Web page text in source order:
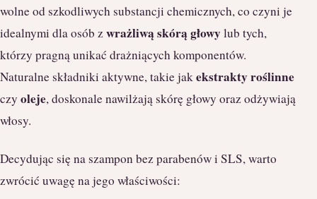
wolne od szkodliwych substancji chemicznych, co czyni je
idealnymi dla osób zwrażliwą skórą głowylub tych,
którzy pragną unikać drażniących komponentów.
Naturalne składniki aktywne, takie jakekstrakty roślinne
czy oleje, doskonale nawilżają skórę głowy oraz odżywiają
włosy.
Decydując się na szampon bez parabenów i SLS, warto
zwrócić uwagę na jego właściwości: